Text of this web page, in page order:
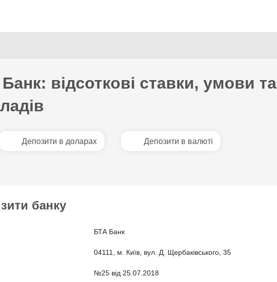
відсоткові ставки, умови та
Депозити в доларах Депозити в валюті
банку
БТА Банк
04111, м. Київ, вул. Д. Щербаківського, 35
№25 від 25.07.2018